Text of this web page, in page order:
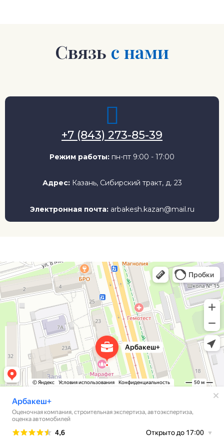
Связь с нами
+7 (843) 273-85-39
Режим работы: пн-пт 9:00 - 17:00
Адрес: Казань, Сибирский тракт, д. 23
Электронная почта: arbakesh.kazan@mail.ru